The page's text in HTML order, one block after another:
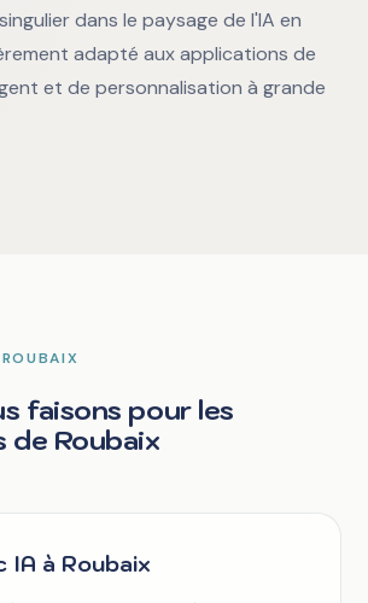
dans le paysage de l'IA en
adapté aux applications de
et de personnalisation à grande
faisons pour les
de Roubaix
IA à Roubaix